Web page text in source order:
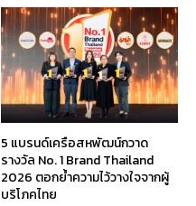
5 แบรนด์เครือสหพัฒน์กวาด
รางวัล No. 1 Brand Thailand
2026 ตอกย้ำความไว้วางใจจากผู้
บริโภคไทย